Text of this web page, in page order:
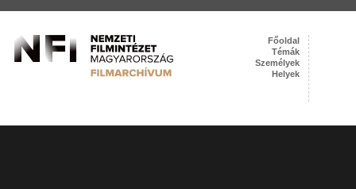
Főoldal
Témák
Személyek
Helyek